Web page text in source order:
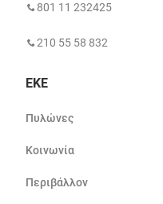
801 11 232425
210 55 58 832
ΕΚΕ
Πυλώνες
Κοινωνία
Περιβάλλον